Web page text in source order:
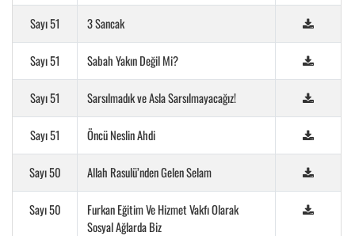
Sayı 51 3 Sancak
Sayı 51 Sabah Yakın Değil Mi?
Sayı 51 Sarsılmadık ve Asla Sarsılmayacağız!
Sayı 51 Öncü Neslin Ahdi
Sayı 50 Allah Rasulü’nden Gelen Selam
Sayı 50
Furkan Eğitim Ve Hizmet Vakfı Olarak
Sosyal Ağlarda Biz